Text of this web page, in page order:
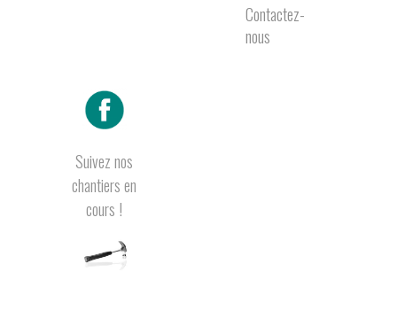
Contactez-
nous
Suivez nos
chantiers en
cours !